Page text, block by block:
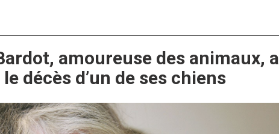
amoureuse des animaux, a
décès d’un de ses chiens